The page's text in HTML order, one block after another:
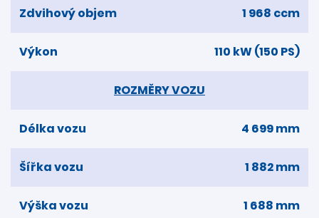
Zdvihový objem 1 968 ccm
Výkon 110 kW (150 PS)
ROZMĚRY VOZU
Délka vozu 4 699 mm
Šířka vozu 1 882 mm
Výška vozu 1 688 mm